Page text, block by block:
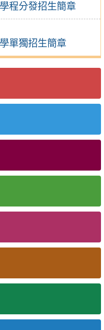
程分發招生簡章
單獨招生簡章